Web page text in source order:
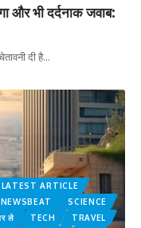
और भी दर्दनाक जवाब:
दी है…
LATEST ARTICLE
NEWSBEAT
SCIENCE
ले
TECH
TRAVEL